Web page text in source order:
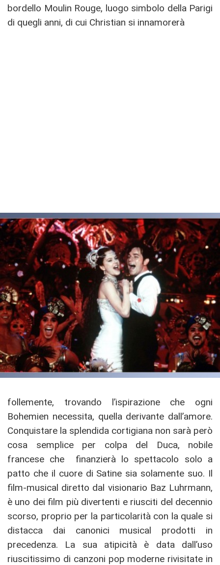
bordello Moulin Rouge, luogo simbolo della Parigi
di quegli anni, di cui Christian si innamorerà
follemente, trovando l’ispirazione che ogni
Bohemien necessita, quella derivante dall’amore.
Conquistare la splendida cortigiana non sarà però
cosa semplice per colpa del Duca, nobile
francese che finanzierà lo spettacolo solo a
patto che il cuore di Satine sia solamente suo. Il
film-musical diretto dal visionario Baz Luhrmann,
è uno dei film più divertenti e riusciti del decennio
scorso, proprio per la particolarità con la quale si
distacca dai canonici musical prodotti in
precedenza. La sua atipicità è data dall’uso
riuscitissimo di canzoni pop moderne rivisitate in